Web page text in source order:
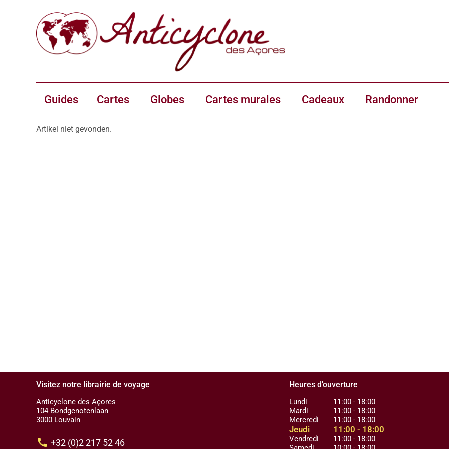
Guides Cartes Globes Cartes murales Cadeaux Randonner
Artikel niet gevonden.
Visitez notre librairie de voyage
Anticyclone des Açores
104 Bondgenotenlaan
3000 Louvain
call +32 (0)2 217 52 46
Heures d'ouverture
Lundi
Mardi
Mercredi
Jeudi
Vendredi
11:00 - 18:00
11:00 - 18:00
11:00 - 18:00
11:00 - 18:00
11:00 - 18:00